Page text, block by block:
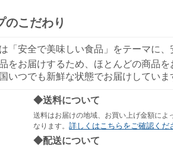
のこだわり
「安全で美味しい食品」をテーマに
をお届けするため、ほとんどの商品
いつでも新鮮な状態でお届けしていま
◆送料について
送料はお届けの地域、お買い上げ金額によ
なります。詳しくはこちらをご確認くだ
◆配送について